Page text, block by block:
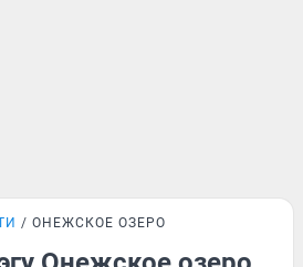
ОНЕЖСКОЕ ОЗЕРО